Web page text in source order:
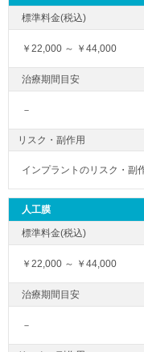
￥22,000 ～ ￥44,000
－
リスク・副作用
インプラントのリスク・副
人工膜
￥22,000 ～ ￥44,000
－